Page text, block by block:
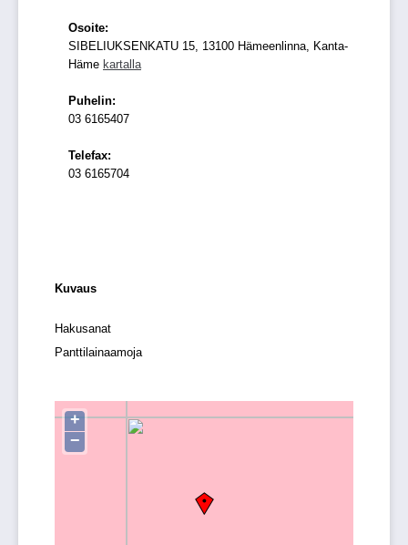
Osoite:
SIBELIUKSENKATU 15, 13100 Hämeenlinna, Kanta-
Häme kartalla
Puhelin:
03 6165407
Telefax:
03 6165704
Kuvaus
Hakusanat
Panttilainaamoja
+
−